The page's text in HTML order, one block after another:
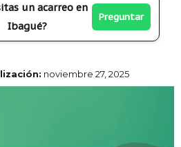
un acarreo en
Ibagué?
Preguntar
noviembre 27, 2025